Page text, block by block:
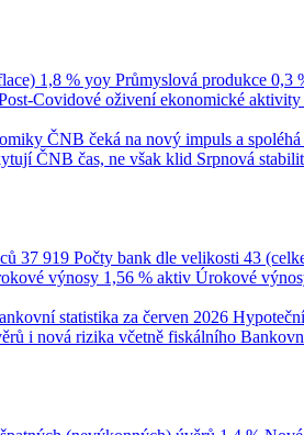
1,8 % yoy Průmyslová produkce 0,3
Covidové oživení ekonomické aktivity
ČNB čeká na nový impuls a
ČNB čas, ne však klid Srpnová
37 919 Počty bank dle velikosti 43
výnosy 1,56 % aktiv Úrokové
statistika za červen 2026
i nová rizika včetně fiskálního